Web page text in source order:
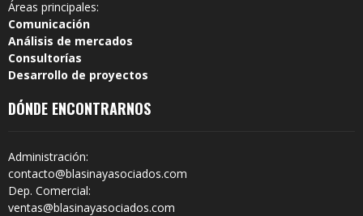
Áreas principales:
Comunicación
Análisis de mercados
Consultorías
Desarrollo de proyectos
DÓNDE ENCONTRARNOS
Administración:
contacto@blasinayasociados.com
Dep. Comercial:
ventas@blasinayasociados.com